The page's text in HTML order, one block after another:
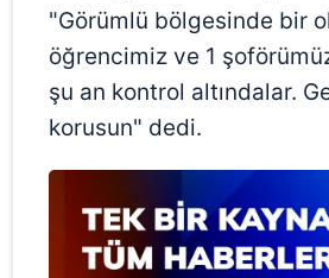
"Görümlü bölgesinde bir
öğrencimiz ve 1
şu an kontrol altındalar.
korusun" dedi.